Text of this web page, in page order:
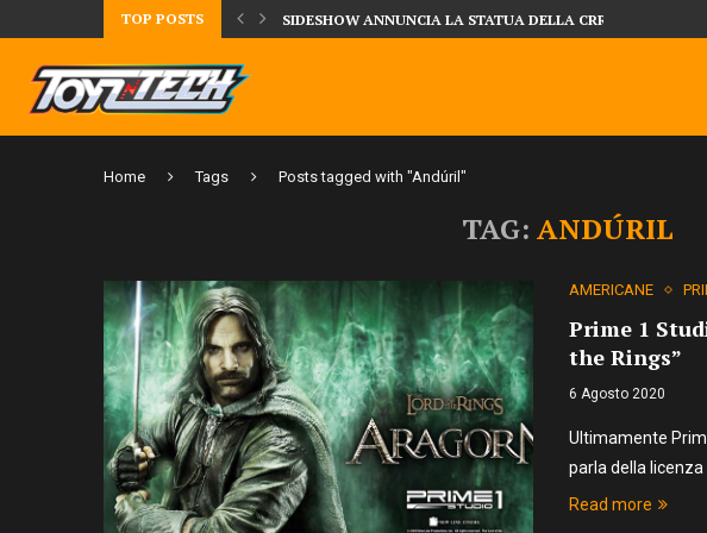
TOP POSTS
LA FIGURE DI IPPO MAKUNOUCHI! SIDESHOW ANNUNCIA LA STATUA DELLA CRRATURA DELLA
Home Tags Posts tagged with "Andúril"
TAG: ANDÚRIL
AMERICANE
Prime 1
the Rings”
6 Agosto 2020
Ultimamente
parla della licenza
Read more